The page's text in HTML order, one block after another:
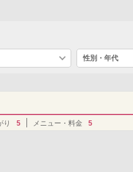
性別・年代
り 5 メニュー・料金 5